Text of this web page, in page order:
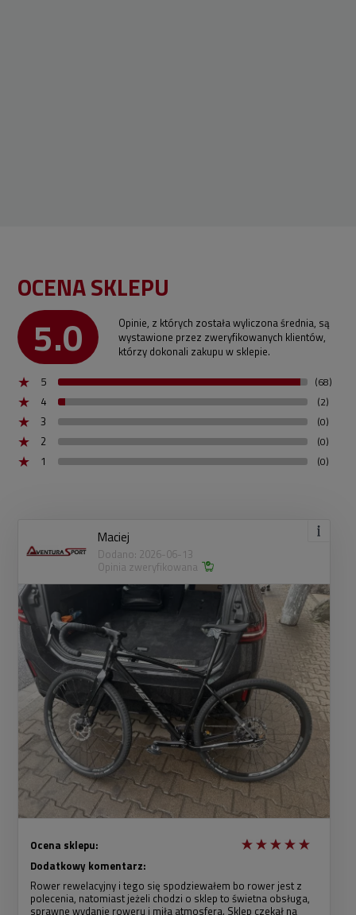
OCENA SKLEPU
5.0
Opinie, z których została wyliczona średnia, są
wystawione przez zweryfikowanych klientów,
którzy dokonali zakupu w sklepie.
5
(68)
4 (2)
3 (0)
2 (0)
1 (0)
Maciej
Dodano: 2026-06-13
Opinia zweryfikowana
Ocena sklepu:
Dodatkowy komentarz:
Rower rewelacyjny i tego się spodziewałem bo rower jest z
polecenia, natomiast jeżeli chodzi o sklep to świetna obsługa,
sprawne wydanie roweru i miła atmosfera. Sklep czekał na